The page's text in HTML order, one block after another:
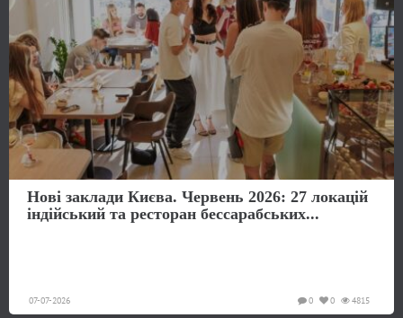
Нові заклади Києва. Червень 2026: 27 локацій
індійський та ресторан бессарабських...
07-07-2026 4815
0
0